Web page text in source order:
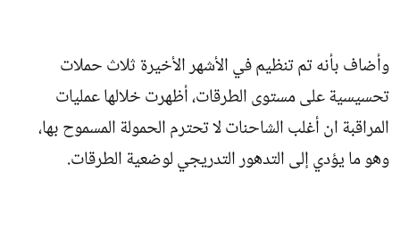
وأضاف بأنه تم تنظيم في الأشهر الأخيرة ثلاث حملات
تحسيسية على مستوى الطرقات، أظهرت خلالها عمليات
المراقبة ان أغلب الشاحنات لا تحترم الحمولة المسموح بها،
وهو ما يؤدي إلى التدهور التدريجي لوضعية الطرقات.